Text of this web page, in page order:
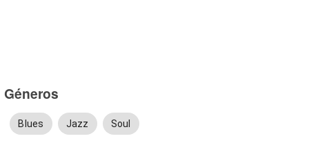
Géneros
Blues Jazz Soul